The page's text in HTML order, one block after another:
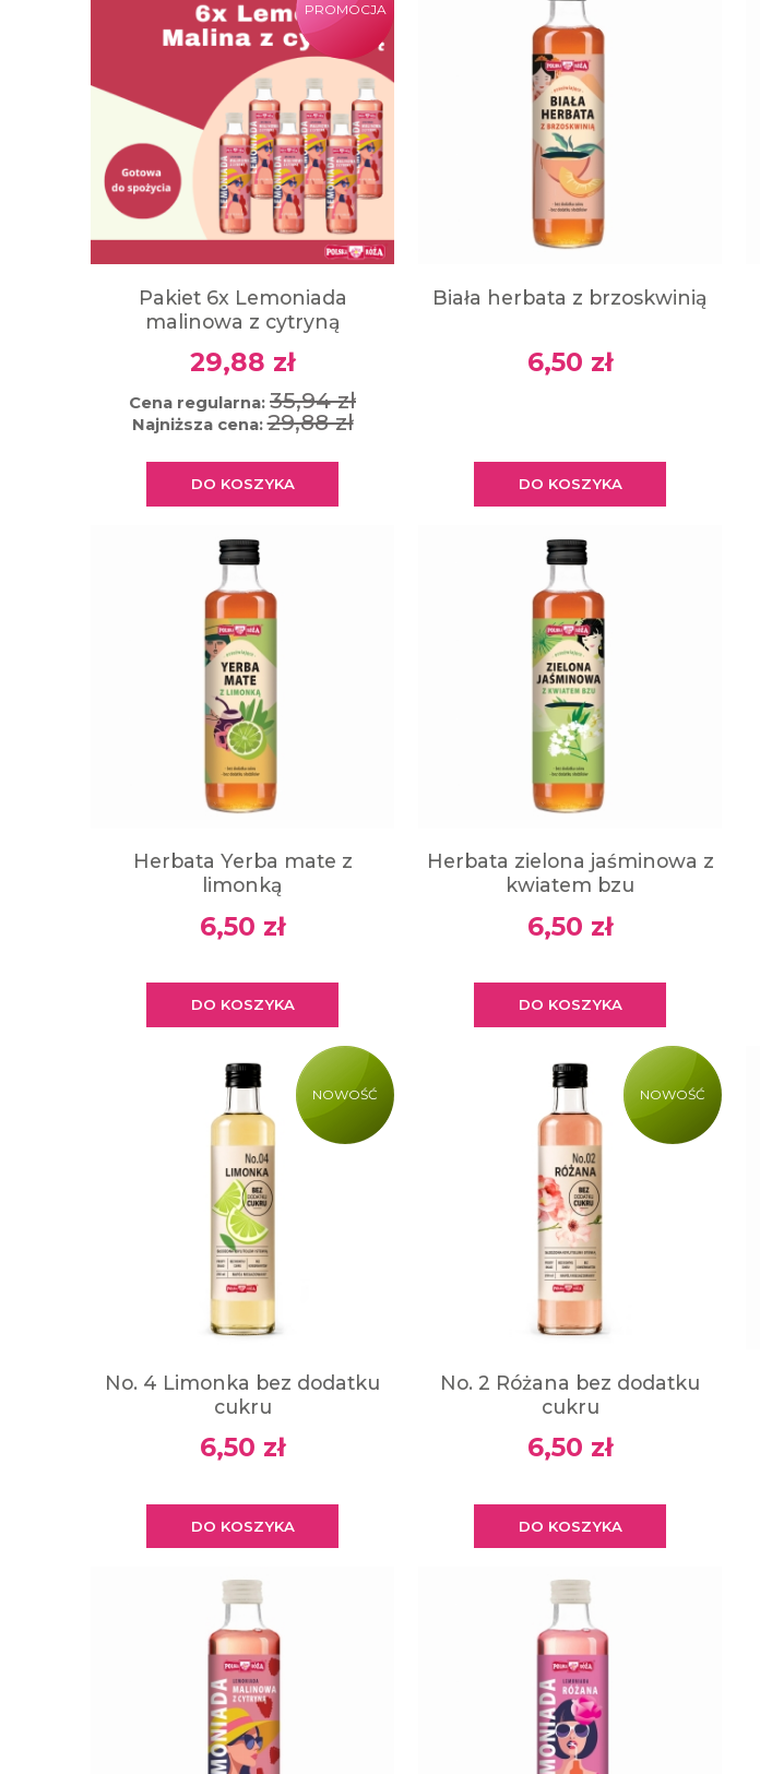
Pakiet 6x Lemoniada
malinowa z cytryną
29,88 zł
Cena regularna: 35,94 zł
Najniższa cena:29,88 zł
DO KOSZYKA
PROMOCJA
Biała herbata z brzoskwinią
6,50 zł
DO KOSZYKA
Herbata Yerba mate z
limonką
6,50 zł
DO KOSZYKA
Herbata zielona jaśminowa z
kwiatem bzu
6,50 zł
DO KOSZYKA
No. 4 Limonka bez dodatku
cukru
6,50 zł
DO KOSZYKA
NOWOŚĆ
No. 2 Różana bez dodatku
cukru
6,50 zł
DO KOSZYKA
NOWOŚĆ